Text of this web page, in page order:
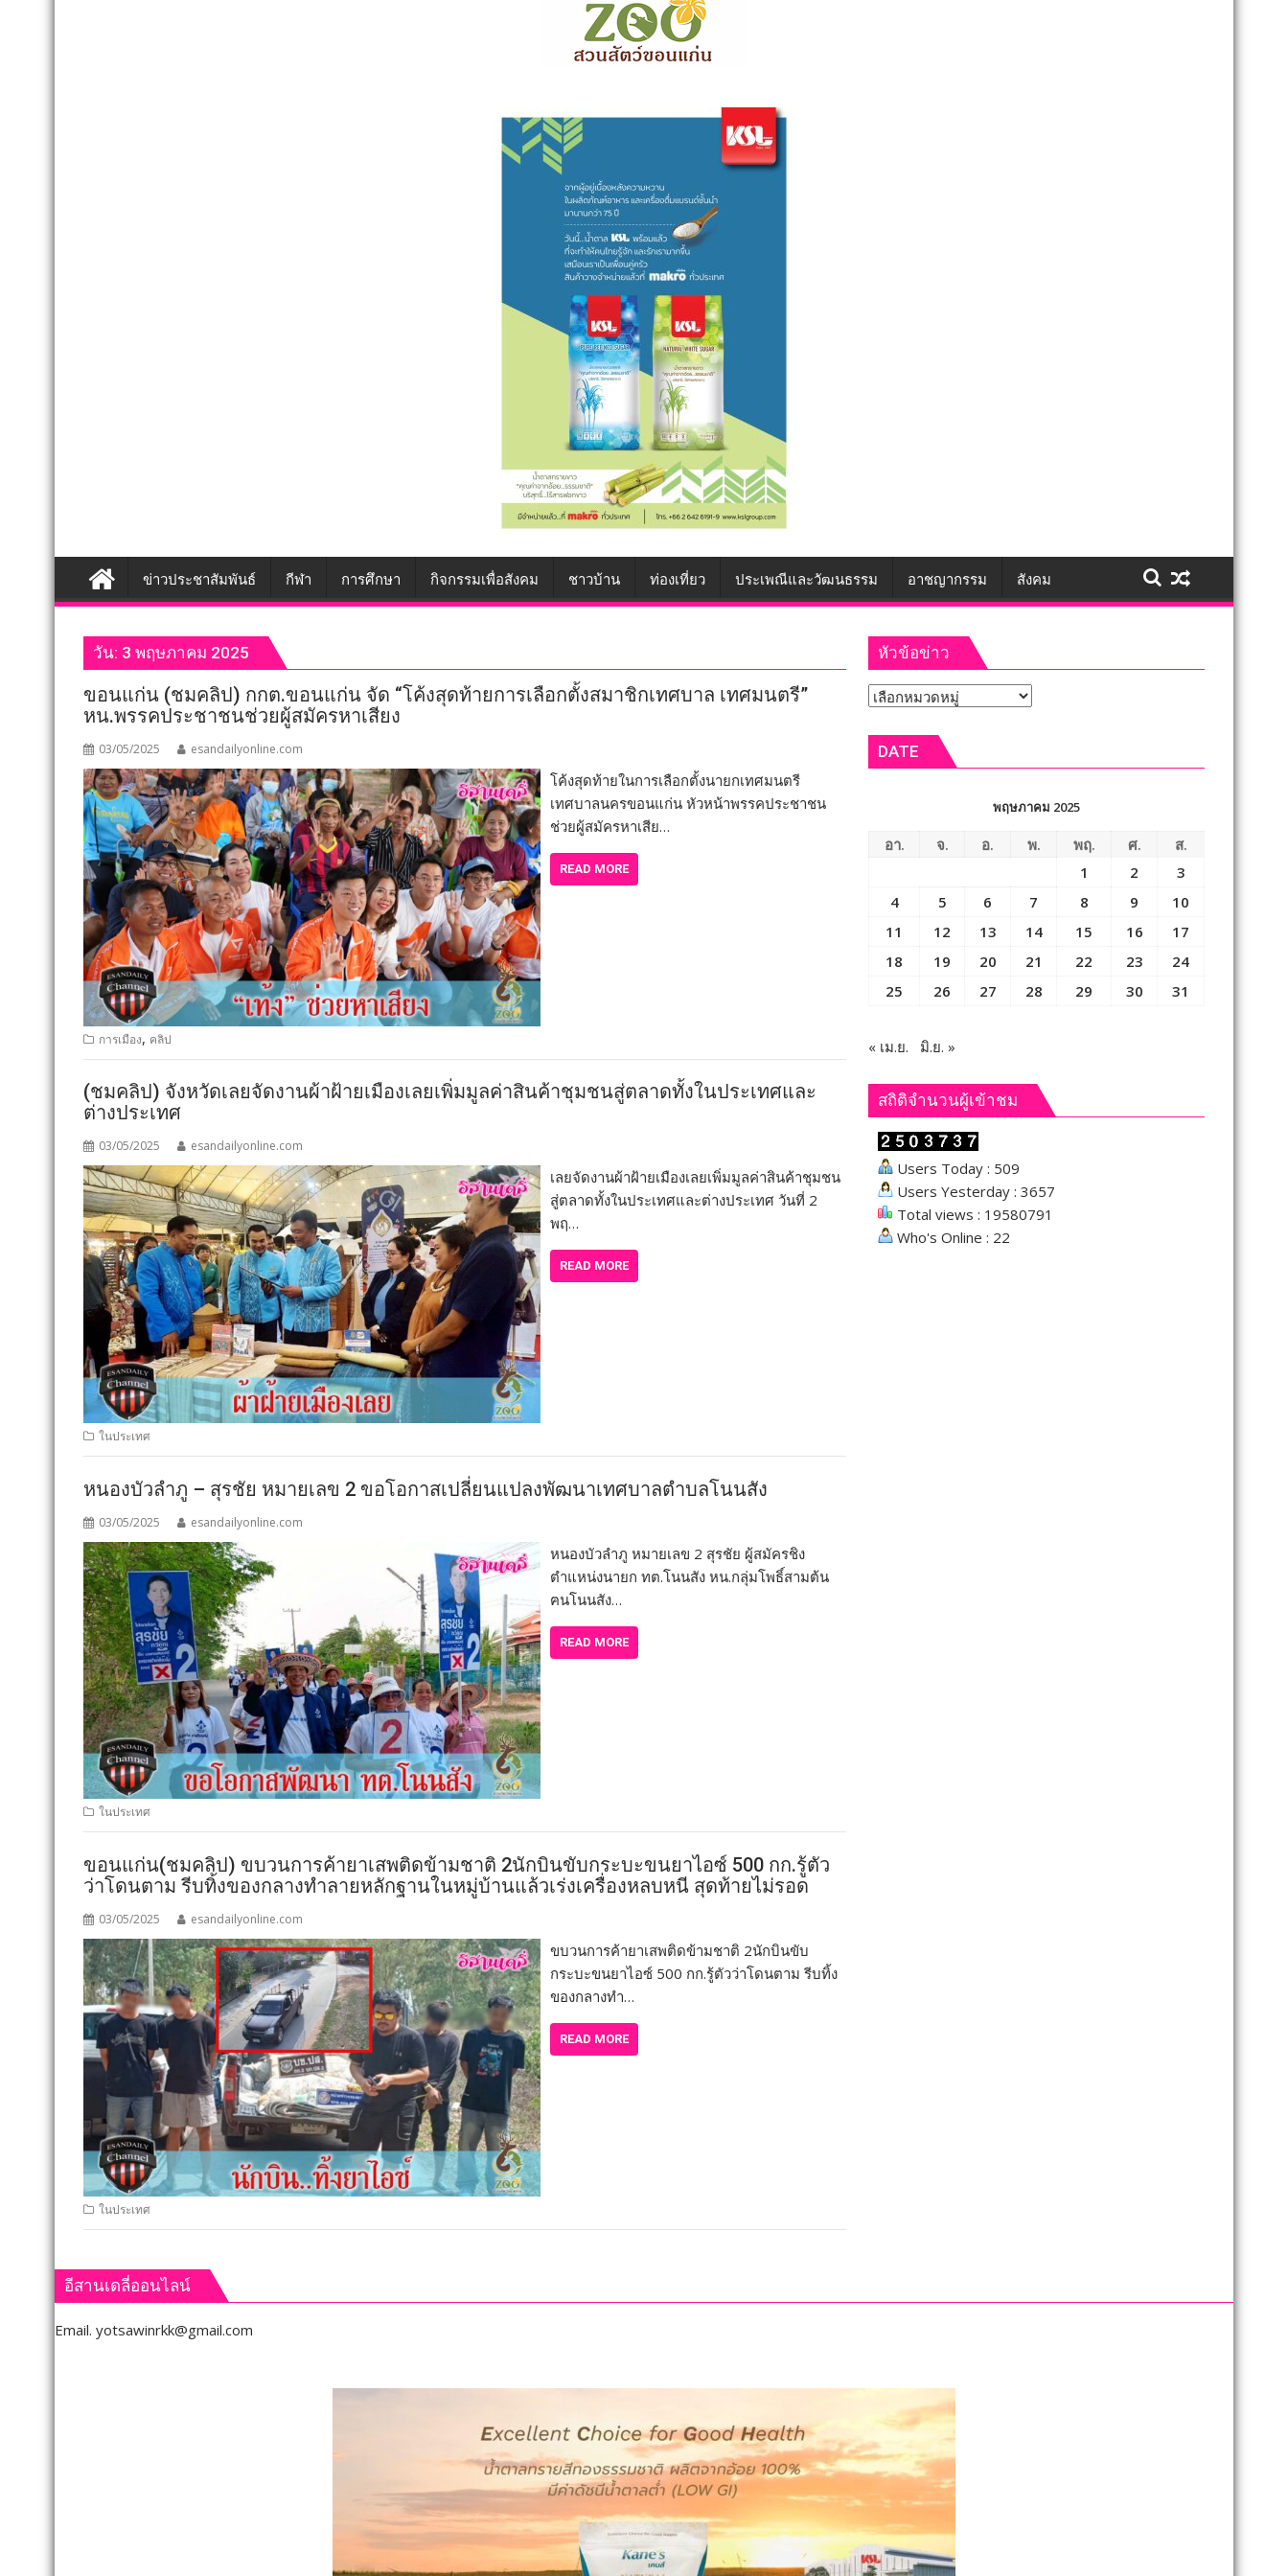
ข่าวประชาสัมพันธ์ กีฬา การศึกษา กิจกรรมเพื่อสังคม ชาวบ้าน ท่องเที่ยว ประเพณีและวัฒนธรรม อาชญากรรม สังคม
วัน: 3 พฤษภาคม 2025
ขอนแก่น (ชมคลิป) กกต.ขอนแก่น จัด “โค้งสุดท้ายการเลือกตั้งสมาชิกเทศบาล เทศมนตรี”
หน.พรรคประชาชนช่วยผู้สมัครหาเสียง
03/05/2025 esandailyonline.com
โค้งสุดท้ายในการเลือกตั้งนายกเทศมนตรี
เทศบาลนครขอนแก่น หัวหน้าพรรคประชาชน
ช่วยผู้สมัครหาเสีย…
READ MORE
การเมือง, คลิป
(ชมคลิป) จังหวัดเลยจัดงานผ้าฝ้ายเมืองเลยเพิ่มมูลค่าสินค้าชุมชนสู่ตลาดทั้งในประเทศและ
ต่างประเทศ
03/05/2025 esandailyonline.com
เลยจัดงานผ้าฝ้ายเมืองเลยเพิ่มมูลค่าสินค้าชุมชน
สู่ตลาดทั้งในประเทศและต่างประเทศ วันที่ 2
พฤ…
READ MORE
ในประเทศ
หนองบัวลำภู – สุรชัย หมายเลข 2 ขอโอกาสเปลี่ยนแปลงพัฒนาเทศบาลตำบลโนนสัง
03/05/2025 esandailyonline.com
หนองบัวลำภู หมายเลข 2 สุรชัย ผู้สมัครชิง
ตำแหน่งนายก ทต.โนนสัง หน.กลุ่มโพธิ์สามต้น
ฅนโนนสัง…
READ MORE
ในประเทศ
ขอนแก่น(ชมคลิป) ขบวนการค้ายาเสพติดข้ามชาติ 2นักบินขับกระบะขนยาไอซ์ 500 กก.รู้ตัว
ว่าโดนตาม รีบทิ้งของกลางทำลายหลักฐานในหมู่บ้านแล้วเร่งเครื่องหลบหนี สุดท้ายไม่รอด
03/05/2025 esandailyonline.com
ขบวนการค้ายาเสพติดข้ามชาติ 2นักบินขับ
กระบะขนยาไอซ์ 500 กก.รู้ตัวว่าโดนตาม รีบทิ้ง
ของกลางทำ…
READ MORE
ในประเทศ
หัวข้อข่าว
หัวข้อ
DATE
พฤษภาคม 2025
อา. จ. อ. พ. พฤ. ศ.
ส.
1
2
3
4
5 6 7 8 9
10
11
12 13 14 15 16
17
18
19 20 21 22 23
24
25
26 27 28 29 30 31
« เม.ย. มิ.ย. »
สถิติจำนวนผู้เข้าชม
Users Today : 509
Users Yesterday : 3657
Total views : 19580791
Who's Online : 22
อีสานเดลี่ออนไลน์
Email. yotsawinrkk@gmail.com